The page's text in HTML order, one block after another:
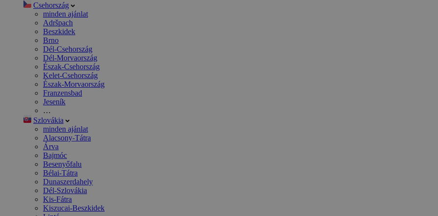
Csehország
minden ajánlat
Adršpach
Beszkidek
Brno
Dél-Csehország
Dél-Morvaország
Észak-Csehország
Kelet-Csehország
Észak-Morvaország
Franzensbad
Jeseník
…
Szlovákia
minden ajánlat
Alacsony-Tátra
Árva
Bajmóc
Besenyőfalu
Bélai-Tátra
Dunaszerdahely
Dél-Szlovákia
Kis-Fátra
Kiszucai-Beszkidek